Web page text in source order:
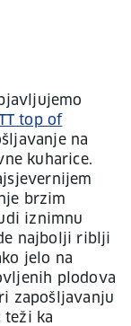
top of
na
kuharice.
brzim
iznimnu
najbolji riblji
jelo na
plodova
zapošljavanju
teži ka